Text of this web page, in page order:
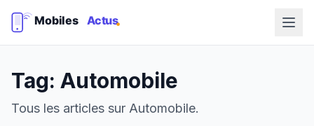
Tag: Automobile
Tous les articles sur Automobile.